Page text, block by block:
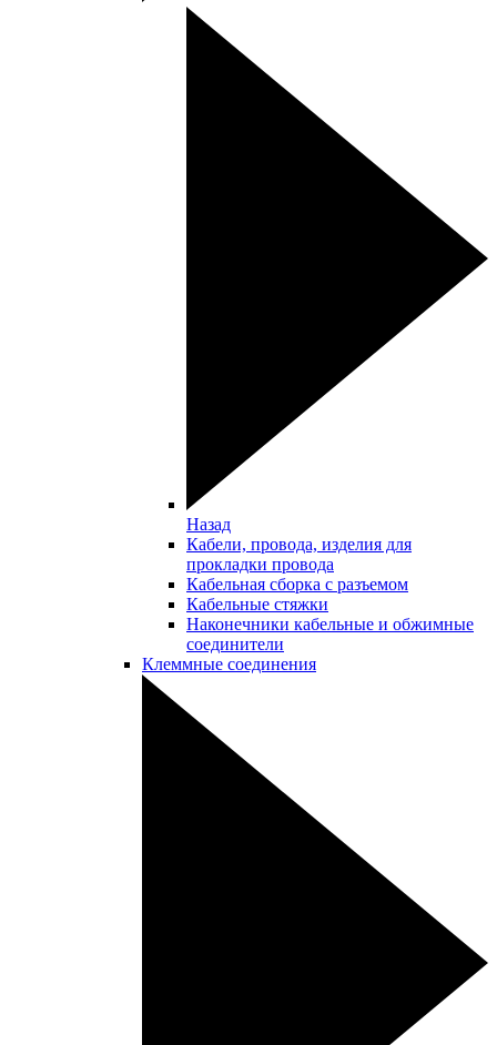
Назад
Кабели, провода, изделия для
прокладки провода
Кабельная сборка с разъемом
Кабельные стяжки
Наконечники кабельные и обжимные
соединители
Клеммные соединения